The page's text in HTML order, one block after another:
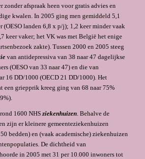
zonder afspraak heen voor gratis advies en
kwalen. In 2005 ging men gemiddeld 5,1
(OESO landen 6,8 x p/j); 1,2 keer minder vaak
keer vaker; het VK was met België het enige
zakte). Tussen 2000 en 2005 steeg
van antidepressiva van 38 naar 47 dagelijkse
(OESO van 33 naar 47) en die van
16 DD/1000 (OECD 21 DD/1000). Het
een griepprik kreeg ging van 68 naar 75%
1600 NHSziekenhuizen. Behalve de
zijn er kleinere gemeenteziekenhuizen
bedden) en (vaak aca­demi­sche) ziekenhuizen
De dichtheid van
in 2005 met 31 per 10.000 inwoners tot